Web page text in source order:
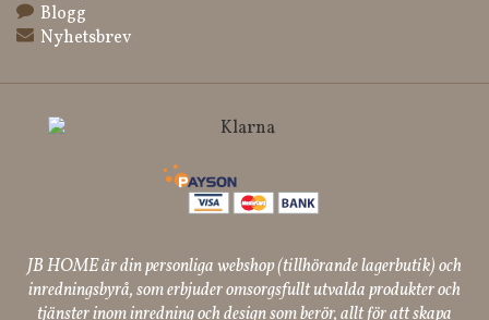
Blogg
Nyhetsbrev
JB HOME är din personliga webshop (tillhörande lagerbutik) och
inredningsbyrå, som erbjuder omsorgsfullt utvalda produkter och
tjänster inom inredning och design som berör, allt för att skapa